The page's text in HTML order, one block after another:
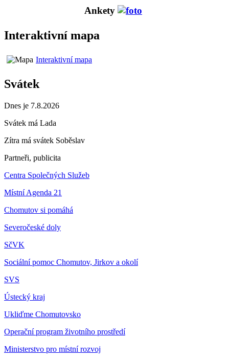
Ankety
Interaktivní mapa
Interaktivní mapa
Svátek
Dnes je 7.8.2026
Svátek má Lada
Zítra má svátek Soběslav
Partneři, publicita
Centra Společných Služeb
Místní Agenda 21
Chomutov si pomáhá
Severočeské doly
SčVK
Sociální pomoc Chomutov, Jirkov a okolí
SVS
Ústecký kraj
Ukliďme Chomutovsko
Operační program životního prostředí
Ministerstvo pro místní rozvoj